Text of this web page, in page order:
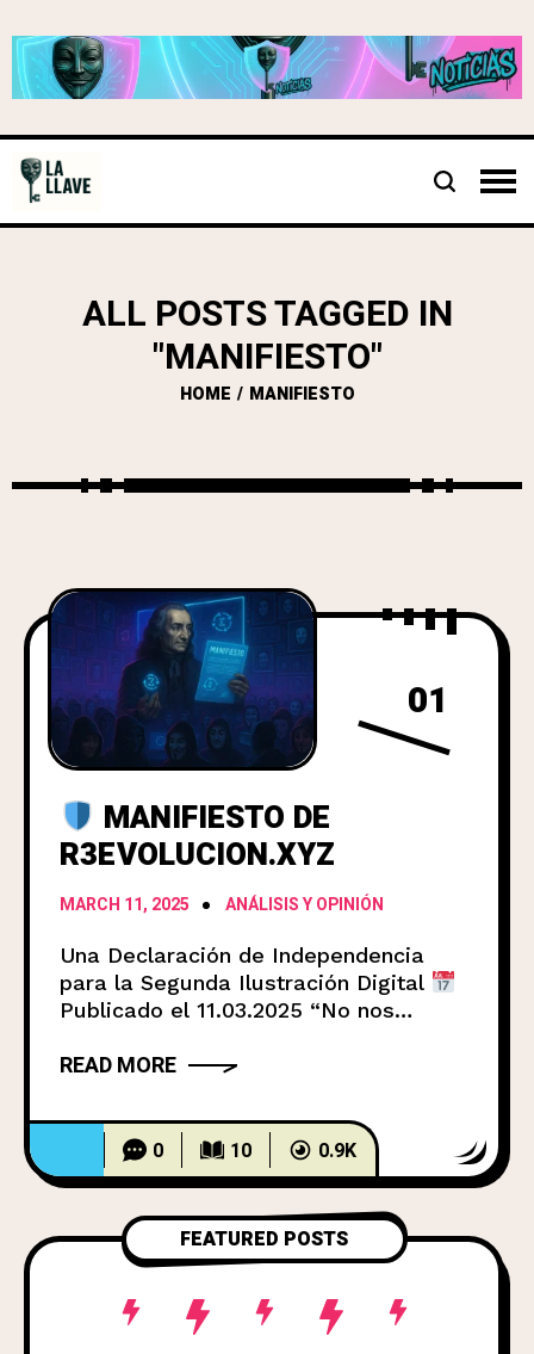
ALL POSTS TAGGED IN
"MANIFIESTO"
HOME MANIFIESTO
01
MANIFIESTO DE
R3EVOLUCION.XYZ
MARCH 11, 2025
ANÁLISIS Y OPINIÓN
Una Declaración de Independencia
para la Segunda Ilustración Digital
Publicado el 11.03.2025 “No nos
cualquier lugar, pueda experimentar la
libres del ciberespacio, herederos de
los cypherpunks, exiliados del estado
de vigilancia y arquitectos de redes
emancipación absoluta del orden
piramidal, centralizado
READ MORE
0 10 0.9K
FEATURED POSTS